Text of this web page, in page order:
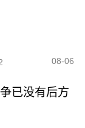
08-06
已没有后方